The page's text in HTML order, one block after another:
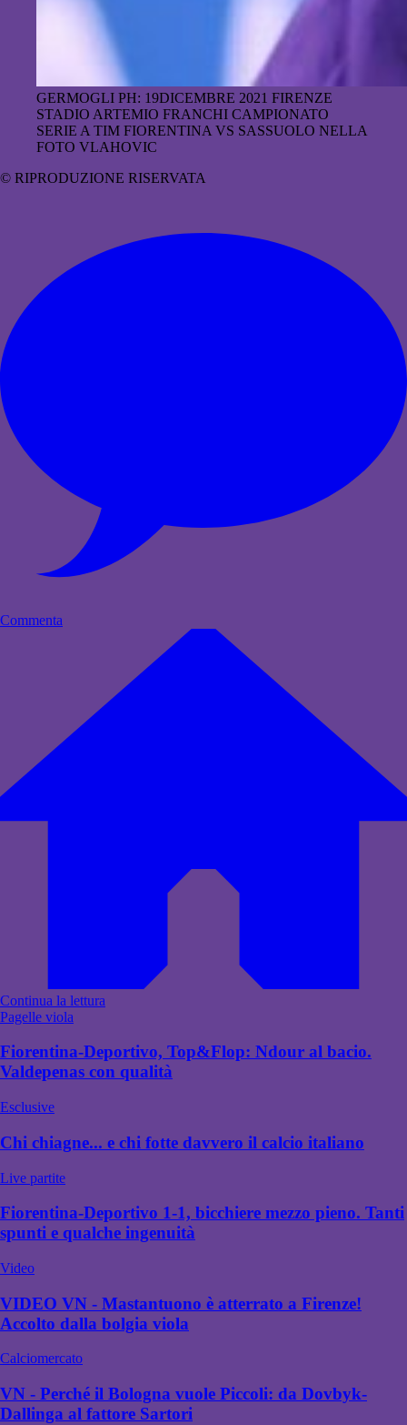
GERMOGLI PH: 19DICEMBRE 2021 FIRENZE
STADIO ARTEMIO FRANCHI CAMPIONATO
SERIE A TIM FIORENTINA VS SASSUOLO NELLA
FOTO VLAHOVIC
© RIPRODUZIONE RISERVATA
Commenta
Continua la lettura
Pagelle viola
Fiorentina-Deportivo, Top&Flop: Ndour al bacio.
Valdepenas con qualità
Esclusive
Chi chiagne... e chi fotte davvero il calcio italiano
Live partite
Fiorentina-Deportivo 1-1, bicchiere mezzo pieno. Tanti
spunti e qualche ingenuità
Video
VIDEO VN - Mastantuono è atterrato a Firenze!
Accolto dalla bolgia viola
Calciomercato
VN - Perché il Bologna vuole Piccoli: da Dovbyk-
Dallinga al fattore Sartori